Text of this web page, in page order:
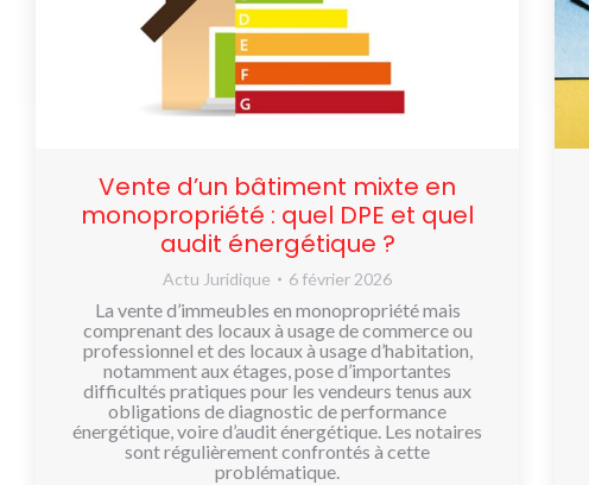
Vente d’un bâtiment mixte en
monopropriété : quel DPE et quel
audit énergétique ?
Actu Juridique 6 février 2026
La vente d’immeubles en monopropriété mais
comprenant des locaux à usage de commerce ou
professionnel et des locaux à usage d’habitation,
notamment aux étages, pose d’importantes
difficultés pratiques pour les vendeurs tenus aux
obligations de diagnostic de performance
énergétique, voire d’audit énergétique. Les notaires
sont régulièrement confrontés à cette
problématique.